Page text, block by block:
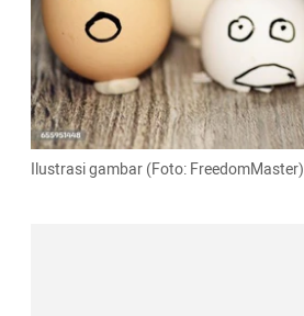
Ilustrasi gambar (Foto: FreedomMaster)